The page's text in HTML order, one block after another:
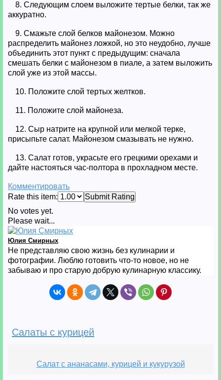
8. Следующим слоем выложите тертые белки, так же
аккуратно.
9. Смажьте слой белков майонезом. Можно
распределить майонез ложкой, но это неудобно, лучше
объединить этот пункт с предыдущим: сначала
смешать белки с майонезом в пиале, а затем выложить
слой уже из этой массы.
10. Положите слой тертых желтков.
11. Положите слой майонеза.
12. Сыр натрите на крупной или мелкой терке,
присыпьте салат. Майонезом смазывать не нужно.
13. Салат готов, украсьте его грецкими орехами и
дайте настояться час-полтора в прохладном месте.
Комментировать
Rate this item:
Submit Rating
No votes yet.
Please wait...
Юлия Смирных
Не представляю свою жизнь без кулинарии и
фотографии. Люблю готовить что-то новое, но не
забываю и про старую добрую кулинарную классику.
Салаты с курицей
Салат с ананасами, курицей и кукурузой